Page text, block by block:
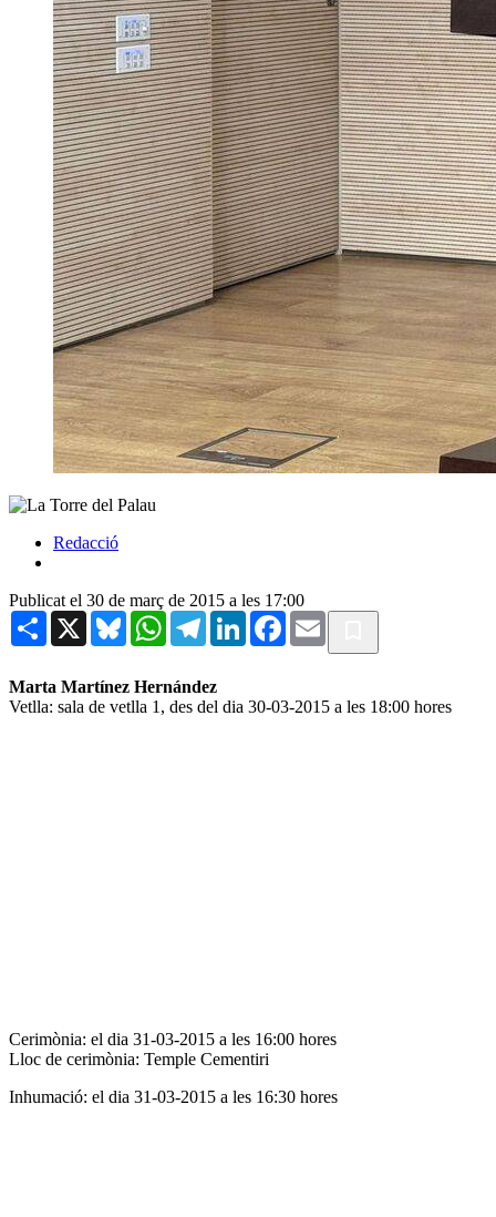
Redacció
Publicat el 30 de març de 2015 a les 17:00
Share X BlueskyWhatsAppTelegramLinkedInFacebook
Email
Marta Martínez Hernández
Vetlla: sala de vetlla 1, des del dia 30-03-2015 a les 18:00 hores
Cerimònia: el dia 31-03-2015 a les 16:00 hores
Lloc de cerimònia: Temple Cementiri
Inhumació: el dia 31-03-2015 a les 16:30 hores